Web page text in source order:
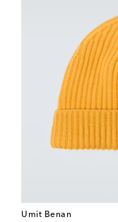
Umit Benan